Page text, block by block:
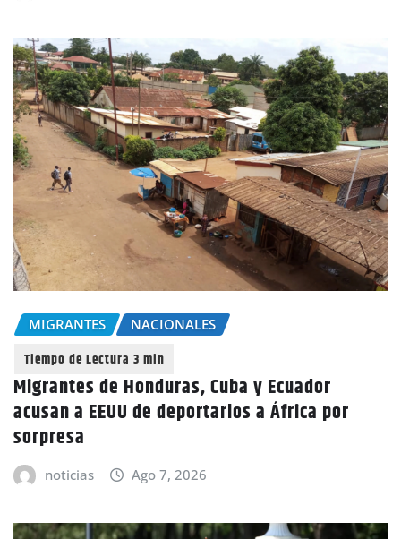
MIGRANTES NACIONALES
Migrantes de Honduras, Cuba y Ecuador
acusan a EEUU de deportarlos a África por
sorpresa
noticias Ago 7, 2026